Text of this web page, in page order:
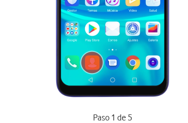
Paso 1 de 5